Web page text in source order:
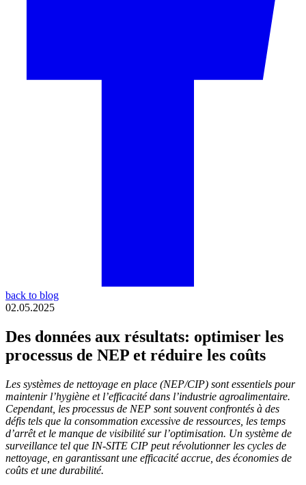
back to blog
02.05.2025
Des données aux résultats: optimiser les
processus de NEP et réduire les coûts
Les systèmes de nettoyage en place (NEP/CIP) sont essentiels pour
maintenir l’hygiène et l’efficacité dans l’industrie agroalimentaire.
Cependant, les processus de NEP sont souvent confrontés à des
défis tels que la consommation excessive de ressources, les temps
d’arrêt et le manque de visibilité sur l’optimisation. Un système de
surveillance tel que IN-SITE CIP peut révolutionner les cycles de
nettoyage, en garantissant une efficacité accrue, des économies de
coûts et une durabilité.